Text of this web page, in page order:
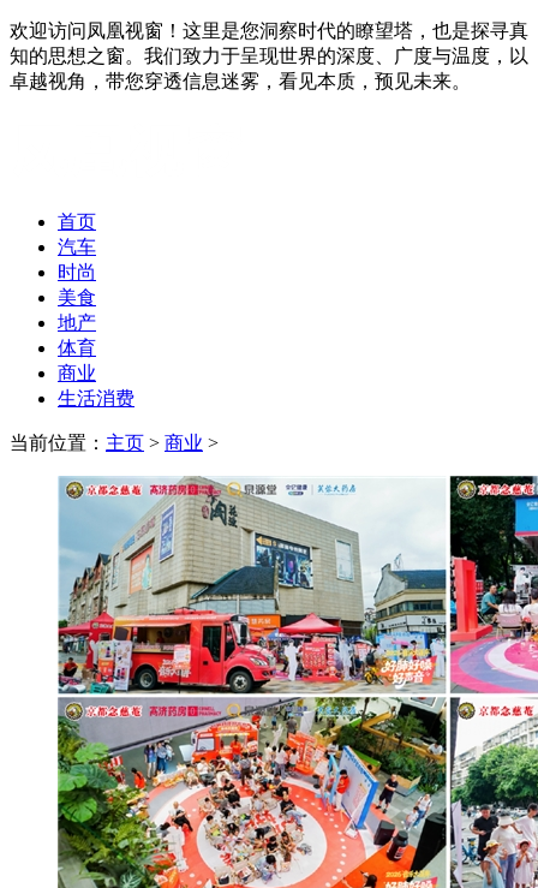
欢迎访问凤凰视窗！这里是您洞察时代的瞭望塔，也是探寻真
知的思想之窗。我们致力于呈现世界的深度、广度与温度，以
卓越视角，带您穿透信息迷雾，看见本质，预见未来。
首页
汽车
时尚
美食
地产
体育
商业
生活消费
当前位置： 主页 > 商业 >